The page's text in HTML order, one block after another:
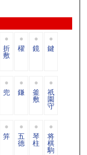
折
敷
櫂 鏡 鍵
兜 鎌 釜
敷
祇
園
守
笄 五
德
琴
柱
将
棋
駒